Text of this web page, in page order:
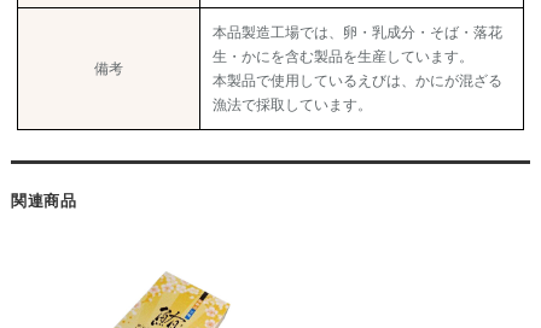
備考
本品製造工場では、卵・乳成分・そば・落花
生・かにを含む製品を生産しています。
本製品で使用しているえびは、かにが混ざる
漁法で採取しています。
関連商品